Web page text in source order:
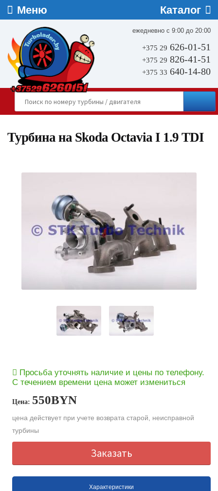
ежедневно с 9:00 до 20:00
+375 29 626-01-51
+375 29 826-41-51
+375 33 640-14-80
Турбина на Skoda Octavia I 1.9 TDI
Просьба уточнять наличие и цены по телефону.
С течением времени цена может измениться
Цена: 550BYN
цена действует при учете возврата старой, неисправной
турбины
Заказать
Характеристики